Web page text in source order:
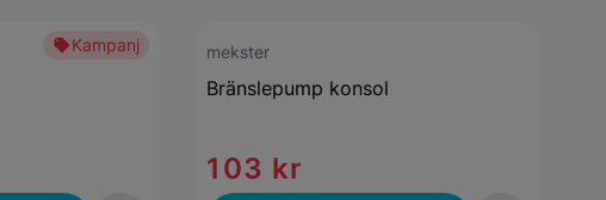
Kampanj mekster
Bränslepump konsol
103 kr